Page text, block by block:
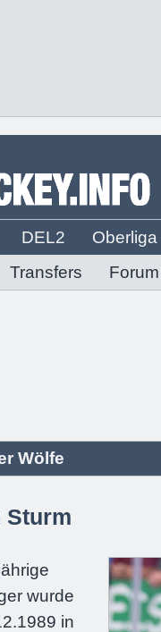
DEL2 Oberliga
Transfers Forum
Wölfe
Sturm
wurde
in